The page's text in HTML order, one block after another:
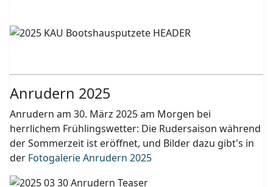
Anrudern 2025
Anrudern am 30. März 2025 am Morgen bei
herrlichem Frühlingswetter: Die Rudersaison während
der Sommerzeit ist eröffnet, und Bilder dazu gibt's in
der Fotogalerie Anrudern 2025